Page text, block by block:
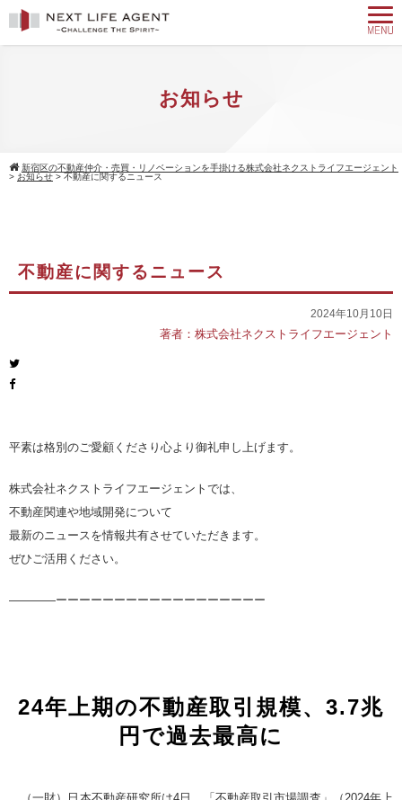
お知らせ
新宿区の不動産仲介・売買・リノベーションを手掛ける株式会社ネクストライフエージェント
> お知らせ > 不動産に関するニュース
不動産に関するニュース
2024年10月10日
著者：株式会社ネクストライフエージェント
平素は格別のご愛顧くださり心より御礼申し上げます。
株式会社ネクストライフエージェントでは、
不動産関連や地域開発について
最新のニュースを情報共有させていただきます。
ぜひご活用ください。
————ーーーーーーーーーーーーーーーーーー
24年上期の不動産取引規模、3.7兆
円で過去最高に